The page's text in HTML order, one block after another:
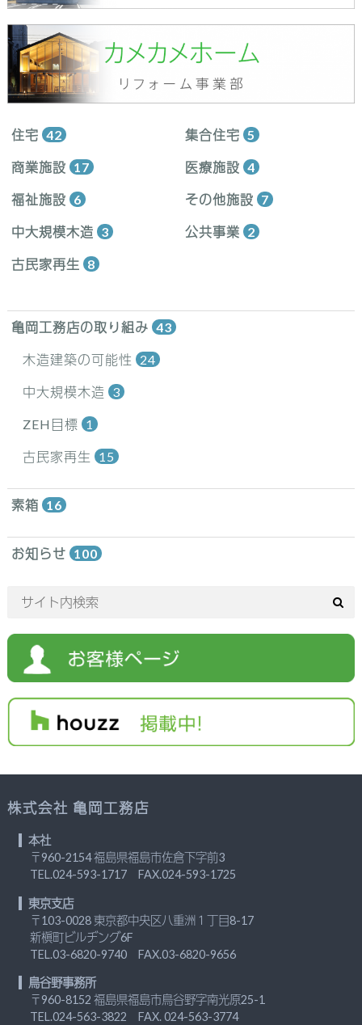
住宅 42 集合住宅 5
商業施設 17 医療施設 4
福祉施設 6 その他施設 7
中大規模木造 3 公共事業 2
古民家再生 8
亀岡工務店の取り組み 43
木造建築の可能性 24
中大規模木造 3
ZEH目標 1
古民家再生 15
素箱 16
お知らせ 100
株式会社 亀岡工務店
本社
〒960-2154 福島県福島市佐倉下字前3
TEL.024-593-1717 FAX.024-593-1725
東京支店
〒103-0028 東京都中央区八重洲１丁目8-17
新槇町ビルヂング6F
TEL.03-6820-9740 FAX.03-6820-9656
鳥谷野事務所
〒960-8152 福島県福島市鳥谷野字南光原25-1
TEL.024-563-3822 FAX. 024-563-3774